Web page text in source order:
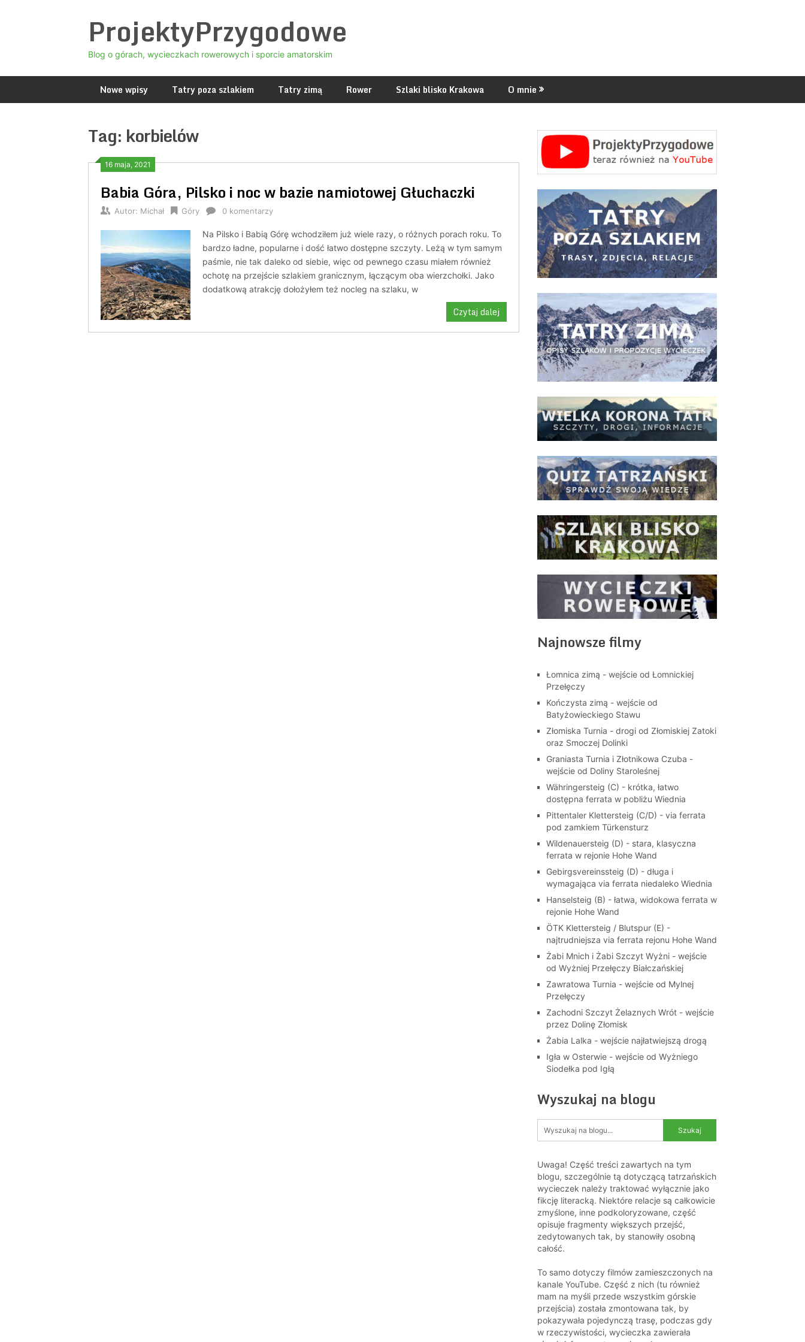
ProjektyPrzygodowe
Blog o górach, wycieczkach rowerowych i sporcie amatorskim
Nowe wpisy Tatry poza szlakiem Tatry zimą Rower Szlaki blisko Krakowa O mnie
Tag: korbielów
16 maja, 2021
Babia Góra, Pilsko i noc w bazie namiotowej Głuchaczki
Autor: Michał Góry 0 komentarzy
Na Pilsko i Babią Górę wchodziłem już wiele razy, o różnych porach roku. To
bardzo ładne, popularne i dość łatwo dostępne szczyty. Leżą w tym samym
paśmie, nie tak daleko od siebie, więc od pewnego czasu miałem również
ochotę na przejście szlakiem granicznym, łączącym oba wierzchołki. Jako
dodatkową atrakcję dołożyłem też nocleg na szlaku, w
Czytaj dalej
Najnowsze filmy
Łomnica zimą - wejście od Łomnickiej
Przełęczy
Kończysta zimą - wejście od
Batyżowieckiego Stawu
Złomiska Turnia - drogi od Złomiskiej Zatoki
oraz Smoczej Dolinki
Graniasta Turnia i Złotnikowa Czuba -
wejście od Doliny Staroleśnej
Währingersteig (C) - krótka, łatwo
dostępna ferrata w pobliżu Wiednia
Pittentaler Klettersteig (C/D) - via ferrata
pod zamkiem Türkensturz
Wildenauersteig (D) - stara, klasyczna
ferrata w rejonie Hohe Wand
Gebirgsvereinssteig (D) - długa i
wymagająca via ferrata niedaleko Wiednia
Hanselsteig (B) - łatwa, widokowa ferrata w
rejonie Hohe Wand
ÖTK Klettersteig / Blutspur (E) -
najtrudniejsza via ferrata rejonu Hohe Wand
Żabi Mnich i Żabi Szczyt Wyżni - wejście
od Wyżniej Przełęczy Białczańskiej
Zawratowa Turnia - wejście od Mylnej
Przełęczy
Zachodni Szczyt Żelaznych Wrót - wejście
przez Dolinę Złomisk
Żabia Lalka - wejście najłatwiejszą drogą
Igła w Osterwie - wejście od Wyżniego
Siodełka pod Igłą
Wyszukaj na blogu
Uwaga! Część treści zawartych na tym
blogu, szczególnie tą dotyczącą tatrzańskich
wycieczek należy traktować wyłącznie jako
fikcję literacką. Niektóre relacje są całkowicie
zmyślone, inne podkoloryzowane, część
opisuje fragmenty większych przejść,
zedytowanych tak, by stanowiły osobną
całość.
To samo dotyczy filmów zamieszczonych na
kanale YouTube. Część z nich (tu również
mam na myśli przede wszystkim górskie
przejścia) została zmontowana tak, by
pokazywała pojedynczą trasę, podczas gdy
w rzeczywistości, wycieczka zawierała